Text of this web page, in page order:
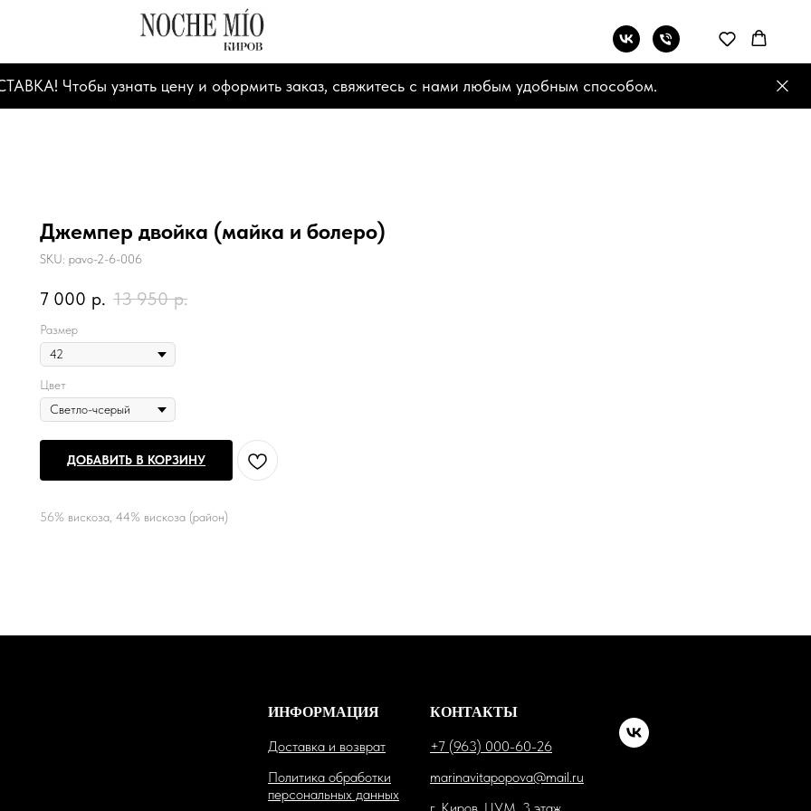
Чтобы узнать цену и оформить заказ, свяжитесь с нами любым удобным способом.
Джемпер двойка (майка и болеро)
SKU: pavo-2-6-006
7 000 р. 13 950 р.
Размер
Цвет
ДОБАВИТЬ В КОРЗИНУ
56% вискоза, 44% вискоза (район)
ИНФОРМАЦИЯ
Доставка и возврат
Политика обработки
персональных данных
КОНТАКТЫ
+7 (963) 000-60-26
marinavitapopova@mail.ru